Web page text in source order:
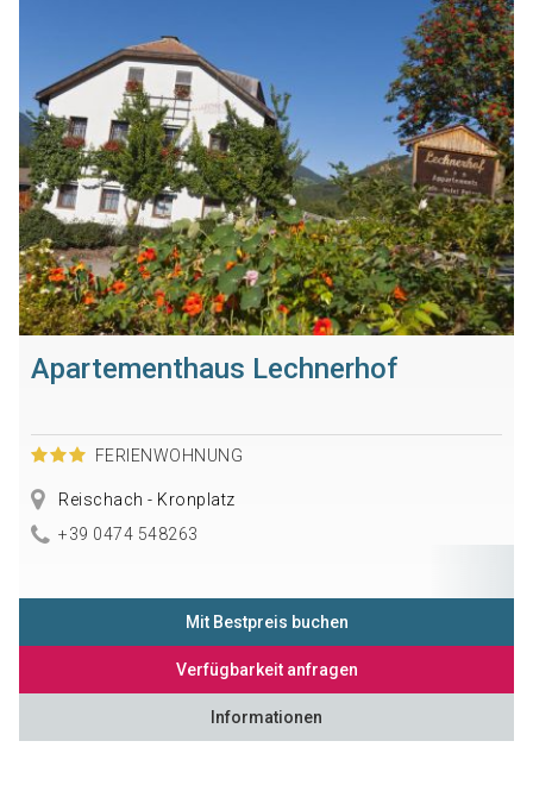
Apartementhaus Lechnerhof
FERIENWOHNUNG
Reischach - Kronplatz
+39 0474 548263
Mit Bestpreis buchen
Verfügbarkeit anfragen
Informationen